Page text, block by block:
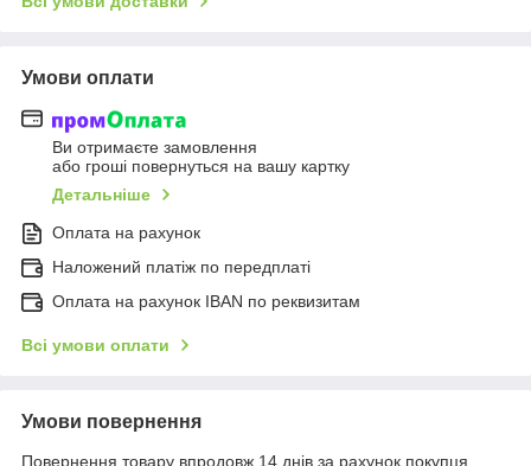
Умови оплати
Ви отримаєте замовлення
або гроші повернуться на вашу картку
Детальніше
Оплата на рахунок
Наложений платіж по передплаті
Оплата на рахунок IBAN по реквизитам
Всі умови оплати
Умови повернення
Повернення товару впродовж 14 днів за рахунок покупця